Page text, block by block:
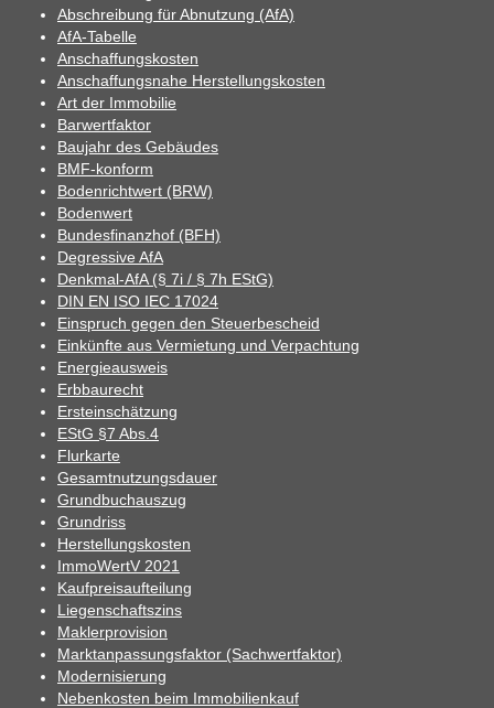
Abschreibung für Abnutzung (AfA)
AfA-Tabelle
Anschaffungskosten
Anschaffungsnahe Herstellungskosten
Art der Immobilie
Barwertfaktor
Baujahr des Gebäudes
BMF-konform
Bodenrichtwert (BRW)
Bodenwert
Bundesfinanzhof (BFH)
Degressive AfA
Denkmal-AfA (§ 7i / § 7h EStG)
DIN EN ISO IEC 17024
Einspruch gegen den Steuerbescheid
Einkünfte aus Vermietung und Verpachtung
Energieausweis
Erbbaurecht
Ersteinschätzung
EStG §7 Abs.4
Flurkarte
Gesamtnutzungsdauer
Grundbuchauszug
Grundriss
Herstellungskosten
ImmoWertV 2021
Kaufpreisaufteilung
Liegenschaftszins
Maklerprovision
Marktanpassungsfaktor (Sachwertfaktor)
Modernisierung
Nebenkosten beim Immobilienkauf